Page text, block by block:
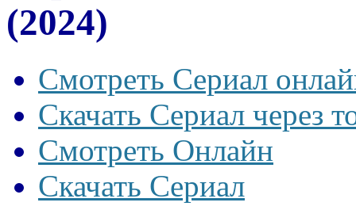
(2024)
Смотреть Сериал
Скачать Сериал через
Смотреть Онлайн
Скачать Сериал